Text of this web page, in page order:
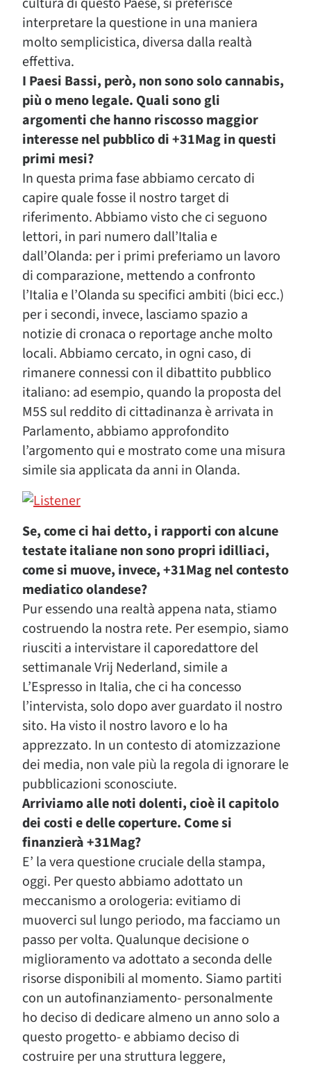
interpretare la questione in una maniera
molto semplicistica, diversa dalla realtà
effettiva.
I Paesi Bassi, però, non sono solo cannabis,
più o meno legale. Quali sono gli
argomenti che hanno riscosso maggior
interesse nel pubblico di +31Mag in questi
primi mesi?
In questa prima fase abbiamo cercato di
capire quale fosse il nostro target di
riferimento. Abbiamo visto che ci seguono
lettori, in pari numero dall’Italia e
dall’Olanda: per i primi preferiamo un lavoro
di comparazione, mettendo a confronto
l’Italia e l’Olanda su specifici ambiti (bici ecc.)
per i secondi, invece, lasciamo spazio a
notizie di cronaca o reportage anche molto
locali. Abbiamo cercato, in ogni caso, di
rimanere connessi con il dibattito pubblico
italiano: ad esempio, quando la proposta del
M5S sul reddito di cittadinanza è arrivata in
Parlamento, abbiamo approfondito
l’argomento qui e mostrato come una misura
simile sia applicata da anni in Olanda.
Se, come ci hai detto, i rapporti con alcune
testate italiane non sono propri idilliaci,
come si muove, invece, +31Mag nel contesto
mediatico olandese?
Pur essendo una realtà appena nata, stiamo
costruendo la nostra rete. Per esempio, siamo
riusciti a intervistare il caporedattore del
settimanale Vrij Nederland, simile a
L’Espresso in Italia, che ci ha concesso
l’intervista, solo dopo aver guardato il nostro
sito. Ha visto il nostro lavoro e lo ha
apprezzato. In un contesto di atomizzazione
dei media, non vale più la regola di ignorare le
pubblicazioni sconosciute.
Arriviamo alle noti dolenti, cioè il capitolo
dei costi e delle coperture. Come si
finanzierà +31Mag?
E’ la vera questione cruciale della stampa,
oggi. Per questo abbiamo adottato un
meccanismo a orologeria: evitiamo di
muoverci sul lungo periodo, ma facciamo un
passo per volta. Qualunque decisione o
miglioramento va adottato a seconda delle
risorse disponibili al momento. Siamo partiti
con un autofinanziamento- personalmente
ho deciso di dedicare almeno un anno solo a
questo progetto- e abbiamo deciso di
costruire per una struttura leggere,